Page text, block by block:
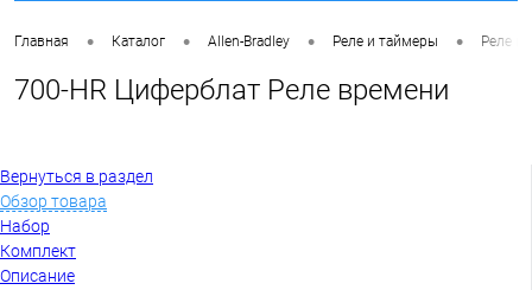
Главная • Каталог • Allen-Bradley • Реле и таймеры • Реле
700-HR Циферблат Реле времени
Вернуться в раздел
Обзор товара
Набор
Комплект
Описание